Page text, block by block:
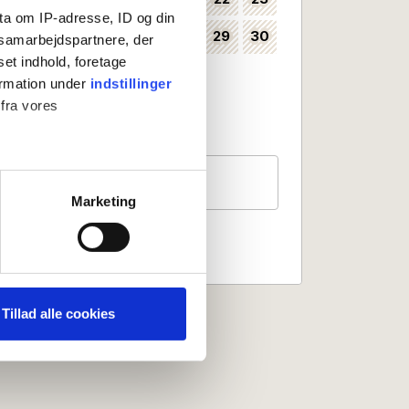
om IP-adresse, ID og din
der
indhold, foretage
under indstillinger
vores
og til at analysere
for sociale medier,
Marketing
Tillad alle cookies
24 25 26 27 29 30
31
Valbart som incheckningsdatum
2 personer